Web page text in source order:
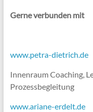
Gerne verbunden mit
www.petra-dietrich.de
Innenraum Coaching,
Prozessbegleitung
www.ariane-erdelt.de